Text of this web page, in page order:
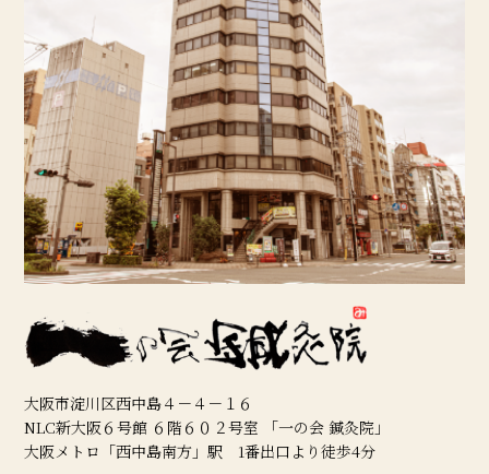
大阪市淀川区西中島４－４－１６
NLC新大阪６号館 ６階６０２号室 「一の会 鍼灸院」
大阪メトロ「西中島南方」駅 1番出口より徒歩4分